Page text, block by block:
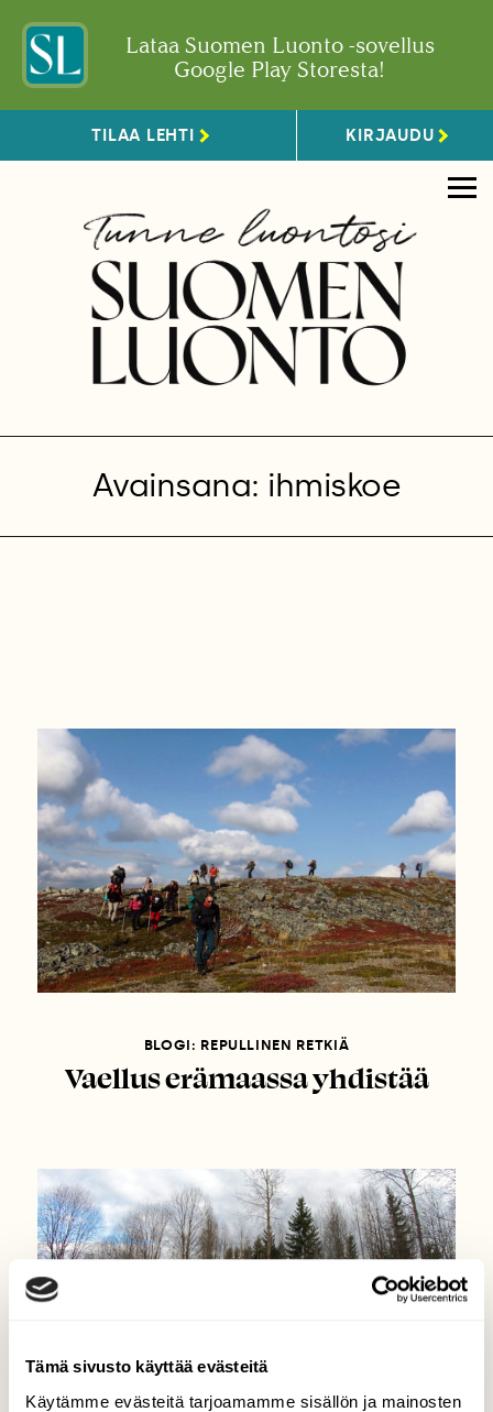
Tämä sivusto käyttää evästeitä
Käytämme evästeitä tarjoamamme sisällön ja mainosten
Lataa Suomen Luonto -sovellus
Google Play Storesta!
TILAA LEHTI KIRJAUDU
Avainsana: ihmiskoe
BLOGI: REPULLINEN RETKIÄ
Vaellus erämaassa yhdistää